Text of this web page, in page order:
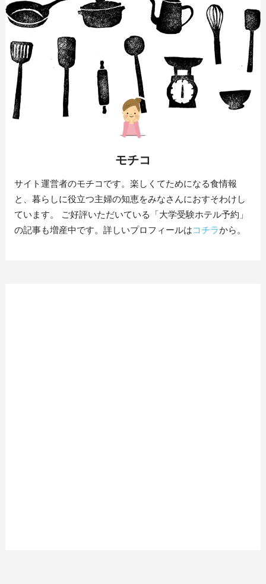
モチコ
サイト運営者のモチコです。楽しくてためになる食情報
と、暮らしに役立つ主婦の知恵をみなさんにおすそわけし
ています。 ご好評いただいている「大学受験ホテル予約」
の記事も増産中です。詳しいプロフィールはコチラから。